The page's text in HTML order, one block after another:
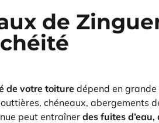
de
de votre toiture dépend en
chéneaux, abergements
peut entraînerdes fuites